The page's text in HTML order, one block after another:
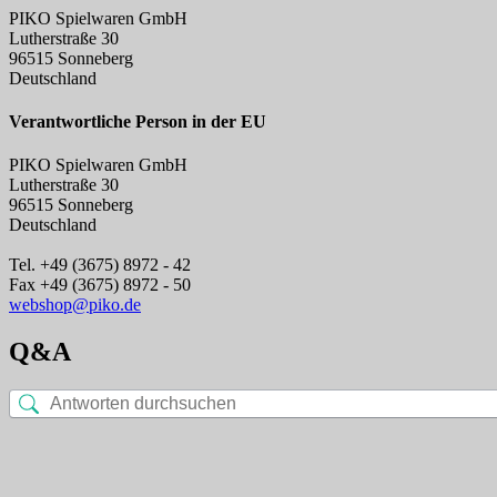
PIKO Spielwaren GmbH
Lutherstraße 30
96515 Sonneberg
Deutschland
Verantwortliche Person in der EU
PIKO Spielwaren GmbH
Lutherstraße 30
96515 Sonneberg
Deutschland
Tel. +49 (3675) 8972 - 42
Fax +49 (3675) 8972 - 50
webshop@piko.de
Q&A